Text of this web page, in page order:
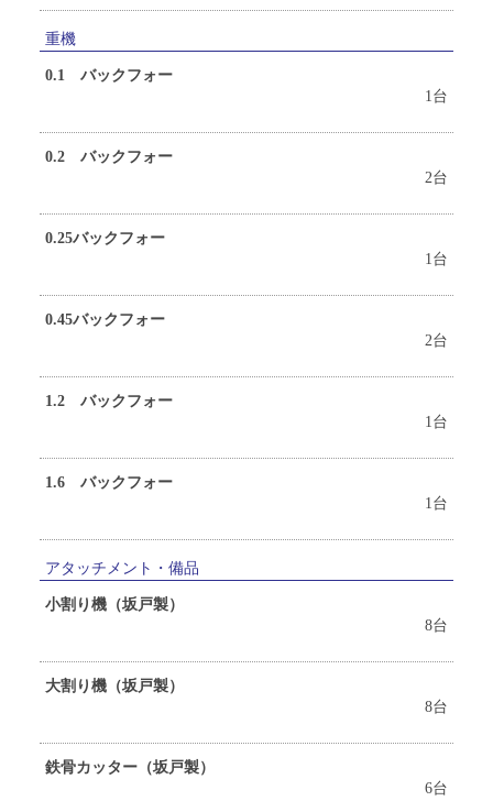
重機
0.1 バックフォー
1台
0.2 バックフォー
2台
0.25バックフォー
1台
0.45バックフォー
2台
1.2 バックフォー
1台
1.6 バックフォー
1台
アタッチメント・備品
小割り機（坂戸製）
8台
大割り機（坂戸製）
8台
鉄骨カッター（坂戸製）
6台